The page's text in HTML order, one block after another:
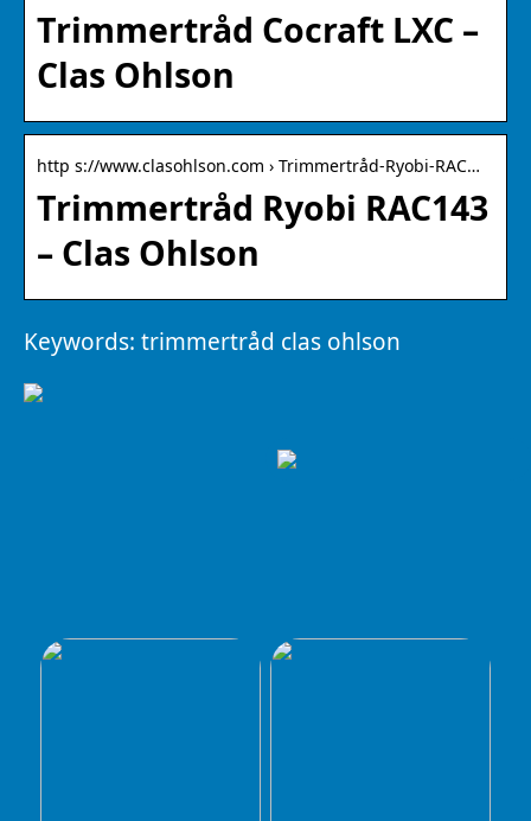
Trimmertråd Cocraft LXC –
Clas Ohlson
http s://www.clasohlson.com › Trimmertråd-Ryobi-RAC…
Trimmertråd Ryobi RAC143
– Clas Ohlson
Keywords: trimmertråd clas ohlson